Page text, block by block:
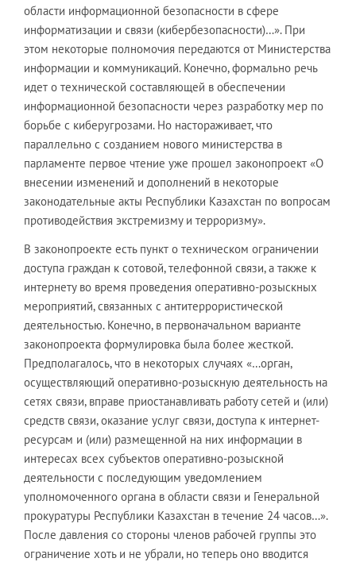
области информационной безопасности в сфере
информатизации и связи (кибербезопасности)…». При
этом некоторые полномочия передаются от Министерства
информации и коммуникаций. Конечно, формально речь
идет о технической составляющей в обеспечении
информационной безопасности через разработку мер по
борьбе с киберугрозами. Но настораживает, что
параллельно с созданием нового министерства в
парламенте первое чтение уже прошел законопроект «О
внесении изменений и дополнений в некоторые
законодательные акты Республики Казахстан по вопросам
противодействия экстремизму и терроризму».
В законопроекте есть пункт о техническом ограничении
доступа граждан к сотовой, телефонной связи, а также к
интернету во время проведения оперативно-розыскных
мероприятий, связанных с антитеррористической
деятельностью. Конечно, в первоначальном варианте
законопроекта формулировка была более жесткой.
Предполагалось, что в некоторых случаях «…орган,
осуществляющий оперативно-розыскную деятельность на
сетях связи, вправе приостанавливать работу сетей и (или)
средств связи, оказание услуг связи, доступа к интернет-
ресурсам и (или) размещенной на них информации в
интересах всех субъектов оперативно-розыскной
деятельности с последующим уведомлением
уполномоченного органа в области связи и Генеральной
прокуратуры Республики Казахстан в течение 24 часов…».
После давления со стороны членов рабочей группы это
ограничение хоть и не убрали, но теперь оно вводится